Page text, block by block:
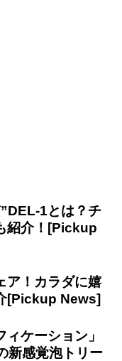
1とは？チ
紹介！
ア！カラダに嬉
ケーション」
新感覚泡トリー